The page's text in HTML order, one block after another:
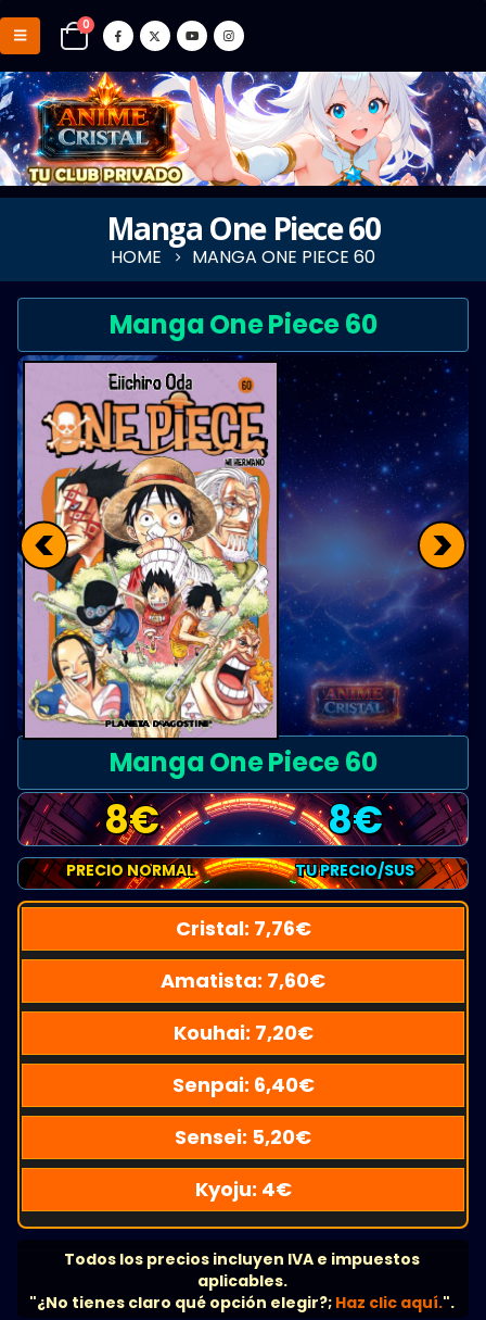
0
Manga One Piece 60
HOME MANGA ONE PIECE 60
Manga One Piece 60
< >
Manga One Piece 60
8€ 8€
PRECIO NORMAL TU PRECIO/SUS
Cristal: 7,76€
Amatista: 7,60€
Kouhai: 7,20€
Senpai: 6,40€
Sensei: 5,20€
Kyoju: 4€
Todos los precios incluyen IVA e impuestos
aplicables.
"¿No tienes claro qué opción elegir?; Haz clic aquí.".